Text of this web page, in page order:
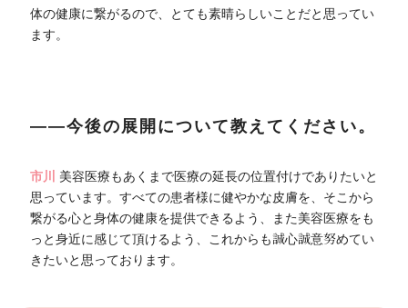
体の健康に繋がるので、とても素晴らしいことだと思ってい
ます。
――今後の展開について教えてください。
市川 美容医療もあくまで医療の延長の位置付けでありたいと
思っています。すべての患者様に健やかな皮膚を、そこから
繋がる心と身体の健康を提供できるよう、また美容医療をも
っと身近に感じて頂けるよう、これからも誠心誠意努めてい
きたいと思っております。